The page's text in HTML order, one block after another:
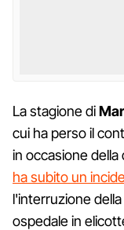
La stagione di
cui ha perso il
in occasione della
ha subito un
l'interruzione
ospedale in